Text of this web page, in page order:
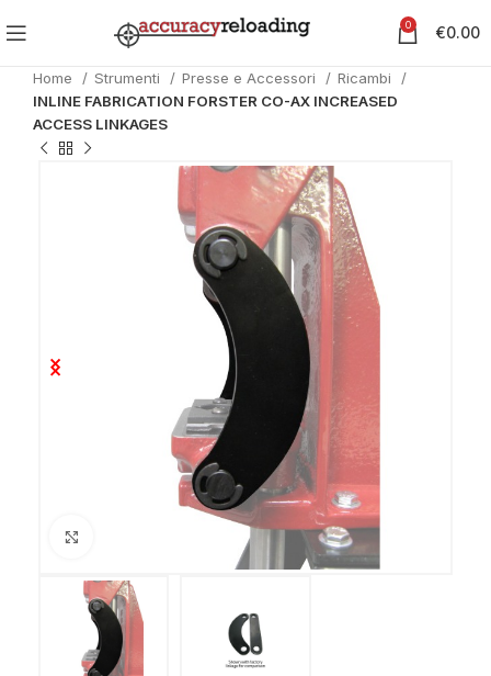
0 €0.00
Home Strumenti Presse e Accessori
Ricambi
INLINE FABRICATION FORSTER CO-AX INCREASED
ACCESS LINKAGES